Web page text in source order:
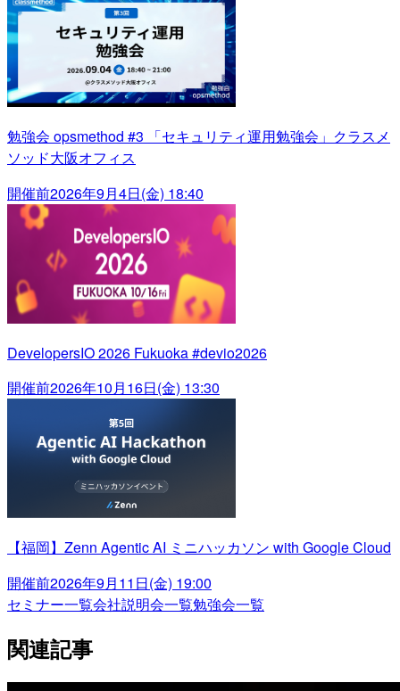
勉強会 opsmethod #3 「セキュリティ運用勉強会」クラスメ
ソッド大阪オフィス
開催前2026年9月4日(金) 18:40
DevelopersIO 2026 Fukuoka #devio2026
開催前2026年10月16日(金) 13:30
【福岡】Zenn Agentic AI ミニハッカソン with Google Cloud
開催前2026年9月11日(金) 19:00
セミナー一覧会社説明会一覧勉強会一覧
関連記事